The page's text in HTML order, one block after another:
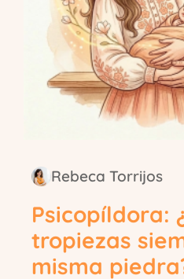
Rebeca Torrijos
Psicopíldora:
tropiezas
misma